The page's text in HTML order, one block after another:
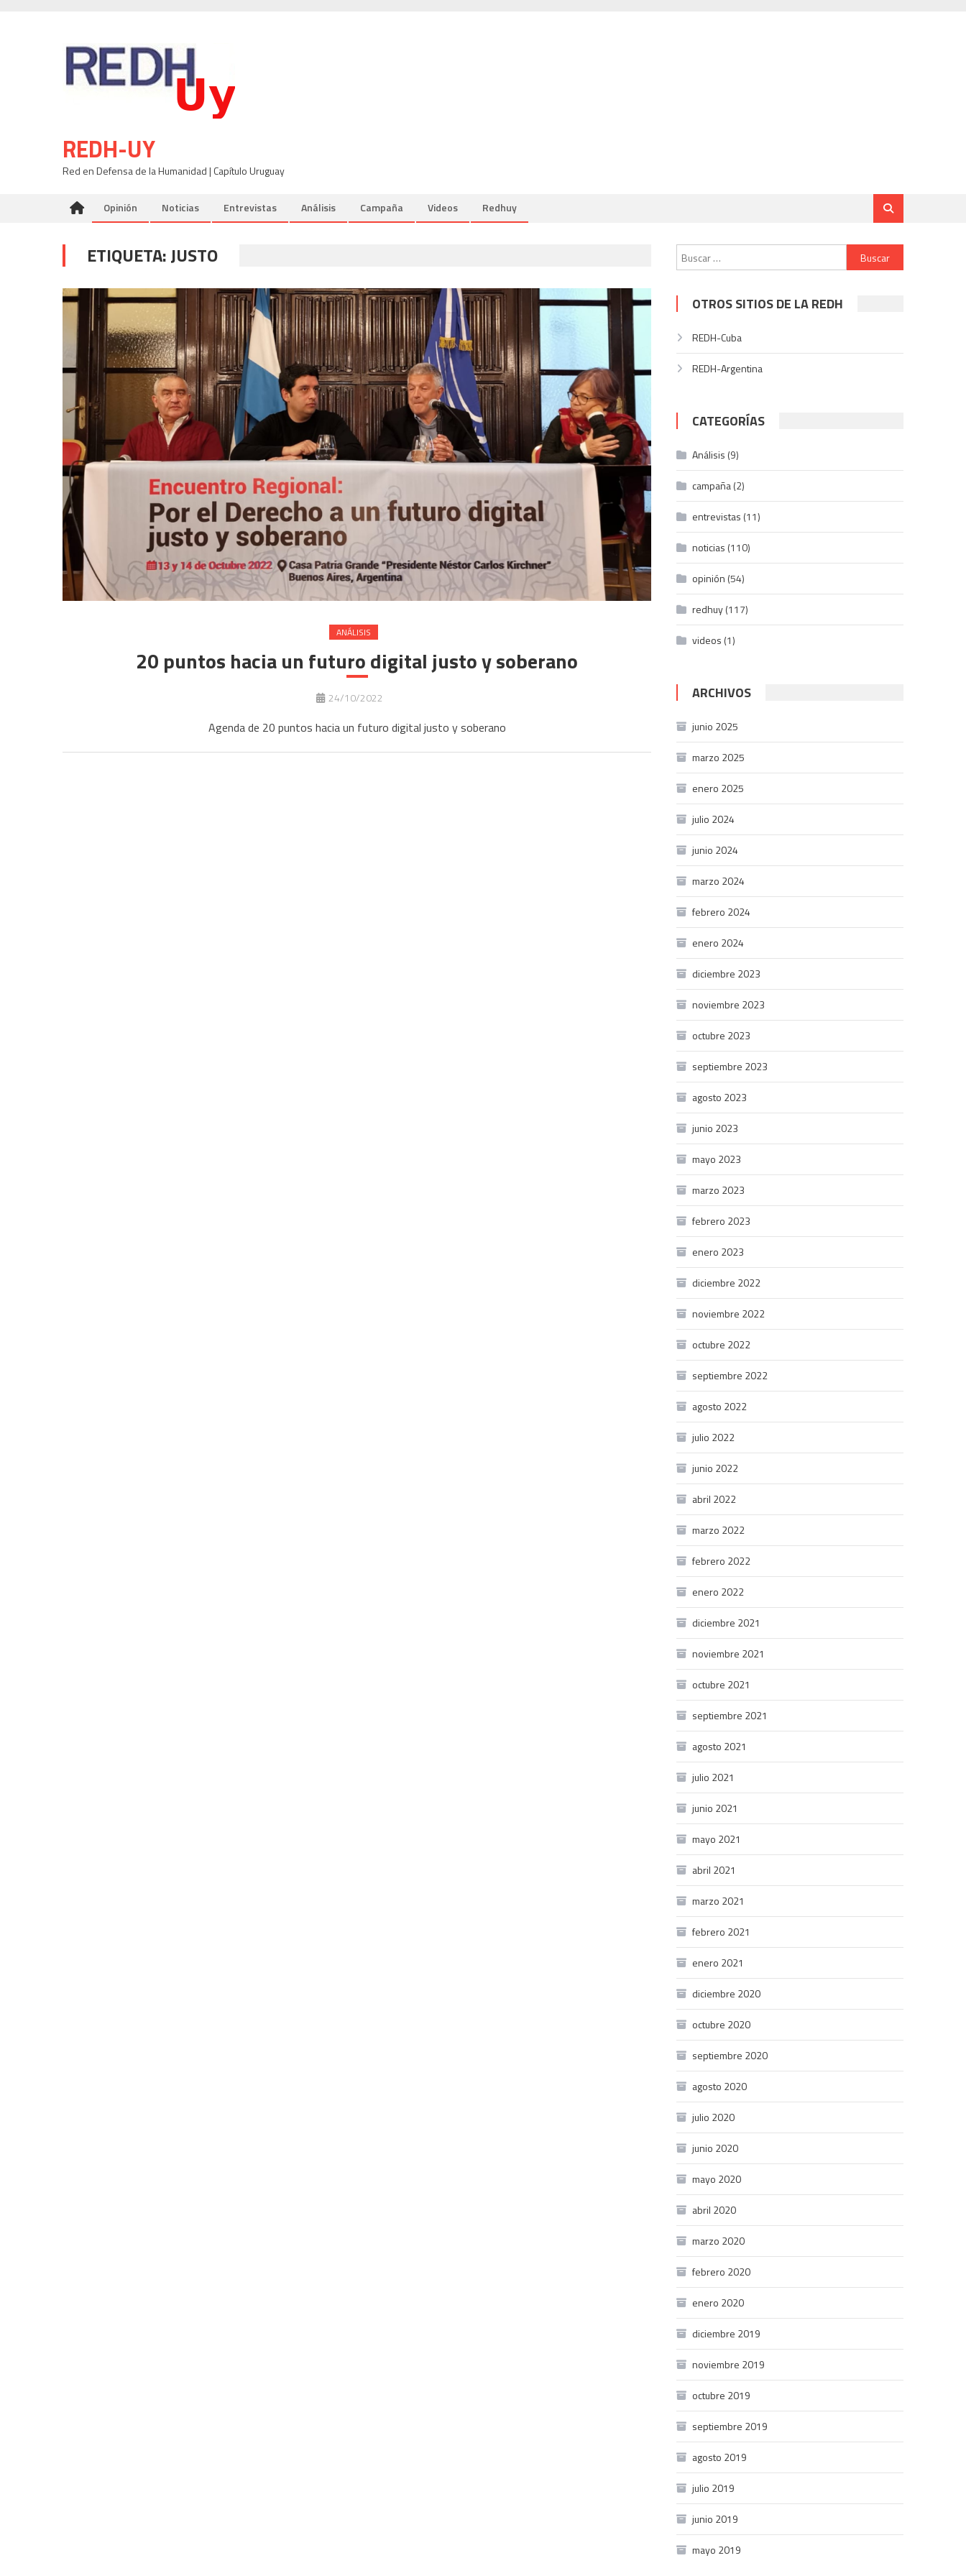
REDH-UY
Red en Defensa de la Humanidad | Capítulo Uruguay
Opinión Noticias Entrevistas Análisis Campaña Videos Redhuy
ETIQUETA:JUSTO
ANÁLISIS
20 puntos hacia un futuro digital justo y soberano
24/10/2022
Agenda de 20 puntos hacia un futuro digital justo y soberano
Buscar:
OTROS SITIOS DE LA REDH
REDH-Cuba
REDH-Argentina
CATEGORÍAS
Análisis (9)
campaña(2)
entrevistas (11)
noticias (110)
opinión (54)
redhuy(117)
videos (1)
ARCHIVOS
junio 2025
marzo 2025
enero 2025
julio 2024
junio 2024
marzo 2024
febrero 2024
enero 2024
diciembre 2023
noviembre 2023
octubre 2023
septiembre 2023
agosto 2023
junio 2023
mayo 2023
marzo 2023
febrero 2023
enero 2023
diciembre 2022
noviembre 2022
octubre 2022
septiembre 2022
agosto 2022
julio 2022
junio 2022
abril 2022
marzo 2022
febrero 2022
enero 2022
diciembre 2021
noviembre 2021
octubre 2021
septiembre 2021
agosto 2021
julio 2021
junio 2021
mayo 2021
abril 2021
marzo 2021
febrero 2021
enero 2021
diciembre 2020
octubre 2020
septiembre 2020
agosto 2020
julio 2020
junio 2020
mayo 2020
abril 2020
marzo 2020
febrero 2020
enero 2020
diciembre 2019
noviembre 2019
octubre 2019
septiembre 2019
agosto 2019
julio 2019
junio 2019
mayo 2019